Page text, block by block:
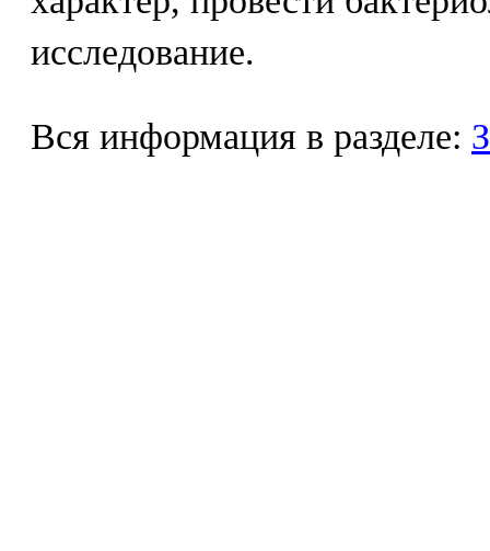
исследование.
Вся информация в разделе: